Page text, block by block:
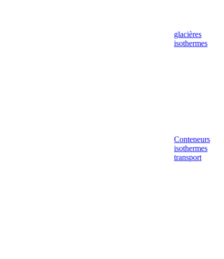
glacières
isothermes
Conteneurs
isothermes
transport